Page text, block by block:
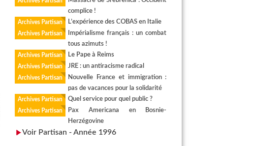
complice !
Archives Partisan L’expérience des COBAS en Italie
Archives Partisan
Impérialisme français : un combat
tous azimuts !
Archives Partisan Le Pape à Reims
Archives Partisan JRE : un antiracisme radical
Archives Partisan
Nouvelle France et immigration :
pas de vacances pour la solidarité
Archives Partisan Quel service pour quel public ?
Archives Partisan
Pax Americana en Bosnie-
Herzégovine
Voir Partisan - Année 1996